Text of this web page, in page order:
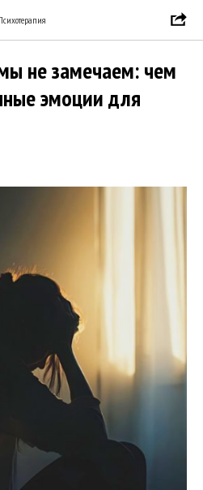
не замечаем: чем
эмоции для